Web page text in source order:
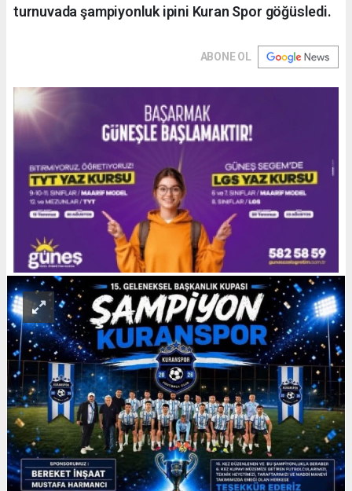
turnuvada şampiyonluk ipini Kuran Spor göğüsledi.
ABONE OL